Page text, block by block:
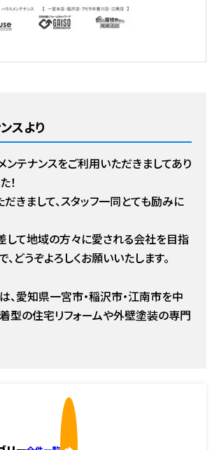
スより
ンテナンスをご利用いただきましてあり
！
きまして、スタッフ一同とても励みに
して地域の方々に愛される会社を目指
、どうぞよろしくお願いいたします。
、愛知県一宮市・稲沢市・江南市を中
型の住宅リフォームや外壁塗装の専門